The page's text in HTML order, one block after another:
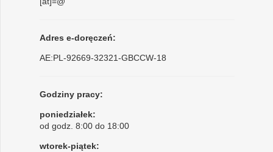
Adres e-doręczeń:
AE:PL-92669-32321-GBCCW-18
Godziny pracy:
poniedziałek:
od godz. 8:00 do 18:00
wtorek-piątek: